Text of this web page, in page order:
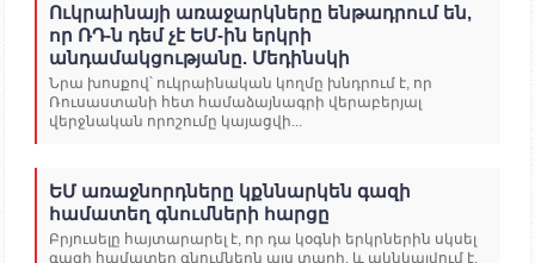
Ուկրաինայի առաջարկները ենթադրում են,
որ ՌԴ-ն դեմ չէ ԵՄ-ին երկրի
անդամակցությանը. Մեդինսկի
Նրա խոսքով՝ ուկրաինական կողմը խնդրում է, որ
Ռուսաստանի հետ համաձայնագրի վերաբերյալ
վերջնական որոշումը կայացվի...
ԵՄ առաջնորդները կքննարկեն գազի
համատեղ գնումների հարցը
Բրյուսելը հայտարարել է, որ դա կօգնի երկրներին սկսել
գազի համատեղ գնումներն այս տարի, և ակնկալվում է,